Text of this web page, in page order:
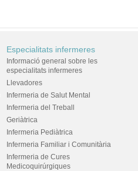
Especialitats infermeres
Informació general sobre les
especialitats infermeres
Llevadores
Infermeria de Salut Mental
Infermeria del Treball
Geriàtrica
Infermeria Pediàtrica
Infermeria Familiar i Comunitària
Infermeria de Cures
Medicoquirúrgiques